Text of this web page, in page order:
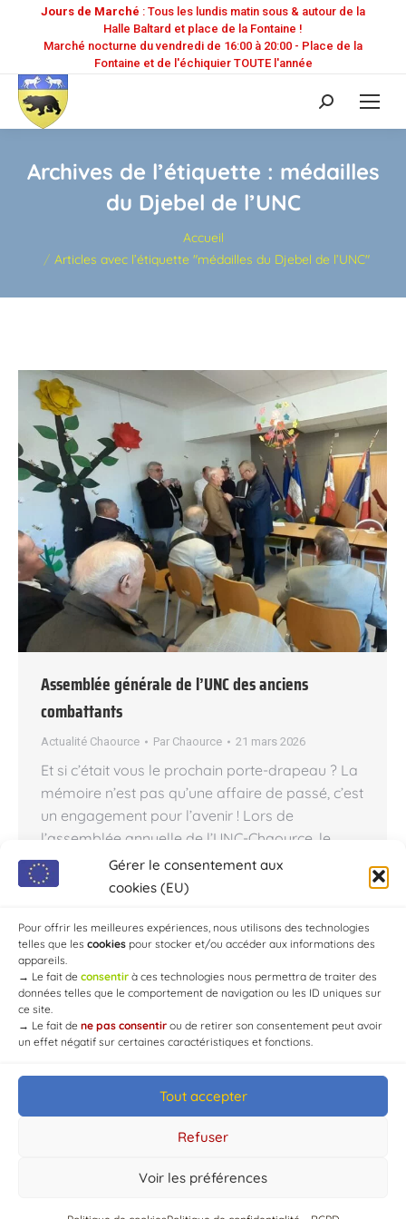
Gérer le consentement aux
cookies (EU)
Pour offrir les meilleures expériences, nous utilisons des technologies
telles que les cookies pour stocker et/ou accéder aux informations des
appareils.
→ Le fait de consentir à ces technologies nous permettra de traiter des
données telles que le comportement de navigation ou les ID uniques sur
ce site.
→ Le fait de ne pas consentir ou de retirer son consentement peut avoir
un effet négatif sur certaines caractéristiques et fonctions.
Tout accepter
Refuser
Voir les préférences
Jours de Marché : Tous les lundis matin sous & autour de la
Halle Baltard et place de la Fontaine !
Marché nocturne du vendredi de 16:00 à 20:00 - Place de la
Fontaine et de l'échiquier TOUTE l'année
Recherche
:
Archives de l’étiquette : médailles
du Djebel de l’UNC
Accueil
Articles avec l’étiquette "médailles du Djebel de l’UNC"
Assemblée générale de l’UNC des anciens
combattants
Actualité Chaource Par Chaource 21 mars 2026
Et si c’était vous le prochain porte-drapeau ? La
mémoire n’est pas qu’une affaire de passé, c’est
un engagement pour l’avenir ! Lors de
l’assemblée annuelle de l’UNC-Chaource, le
président Bernard Guignier et Gilles de
Cockborne, président départemental de l’UNC
association a besoin de VOUS pour…
© Mairie de Chaource [2004-2024] | Tous droits réservés.
Developed byWEB3-DESIGN